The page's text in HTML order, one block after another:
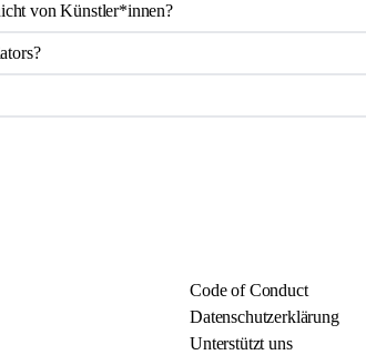
von Künstler*innen?
Code of Conduct
Datenschutzerklärung
Unterstützt uns